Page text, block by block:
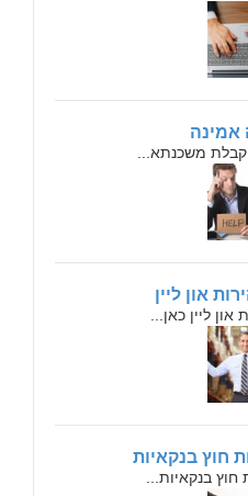
אמינה
משכנתא...
און ליין
ליין כאן...
חוץ בנקאיות
חוץ בנקאיות...